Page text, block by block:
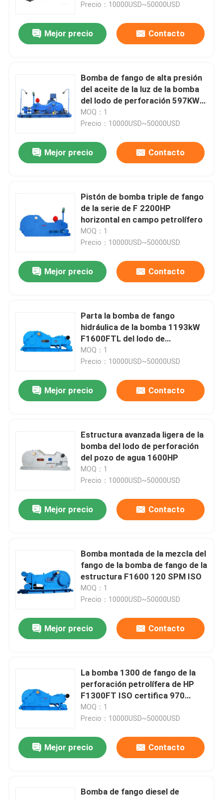
Sobre nosotros
Visita a la fábrica
Todos los casos
Trazador de líneas de la bomba de fango
Pistón de la bomba de barro
Manguera de la perforación rotatoria
Manguera del control del BOP
Válvula de bolas y válvula de seguridad
Cabeza de pozo y árbol de Navidad
Precio：10000USD~50000USD
Mejor precio Contacto
Bomba de fango de alta presión
del aceite de la luz de la bomba
del lodo de perforación 597KW
QF800HL
MOQ：1
Precio：10000USD~50000USD
Mejor precio Contacto
Pistón de bomba triple de fango
de la serie de F 2200HP
horizontal en campo petrolífero
MOQ：1
Precio：10000USD~50000USD
Mejor precio Contacto
Parta la bomba de fango
hidráulica de la bomba 1193kW
F1600FTL del lodo de
perforación de la estructura
MOQ：1
Precio：10000USD~50000USD
Mejor precio Contacto
Estructura avanzada ligera de la
bomba del lodo de perforación
del pozo de agua 1600HP
MOQ：1
Precio：10000USD~50000USD
Mejor precio Contacto
Bomba montada de la mezcla del
fango de la bomba de fango de la
estructura F1600 120 SPM ISO
MOQ：1
Precio：10000USD~50000USD
Mejor precio Contacto
La bomba 1300 de fango de la
perforación petrolífera de HP
F1300FT ISO certifica 970
kilovatios
MOQ：1
Precio：10000USD~50000USD
Mejor precio Contacto
Bomba de fango diesel de